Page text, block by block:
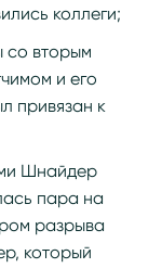
коллеги;
со вторым
и его
привязан к
Шнайдер
пара на
разрыва
который